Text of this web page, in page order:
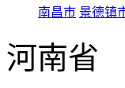
南昌市 景德镇
河南省